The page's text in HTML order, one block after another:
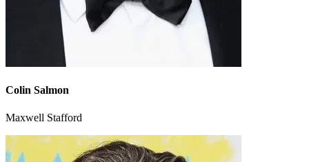
Colin Salmon
Maxwell Stafford